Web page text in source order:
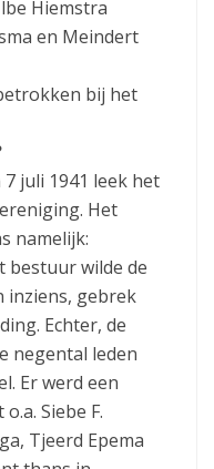
Hiemstra
en Meindert
bij het
juli 1941 leek het
Het
namelijk:
bestuur wilde de
inziens, gebrek
Echter, de
negental leden
Er werd een
Siebe F.
Tjeerd Epema